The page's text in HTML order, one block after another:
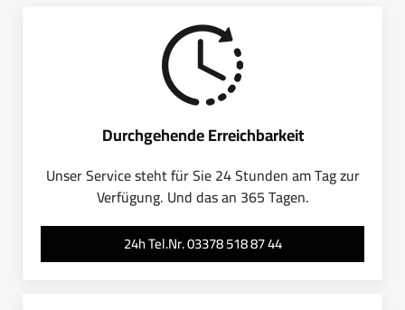
Durchgehende Erreichbarkeit
Unser Service steht für Sie 24 Stunden am Tag zur
Verfügung. Und das an 365 Tagen.
24h Tel.Nr. 03378 518 87 44